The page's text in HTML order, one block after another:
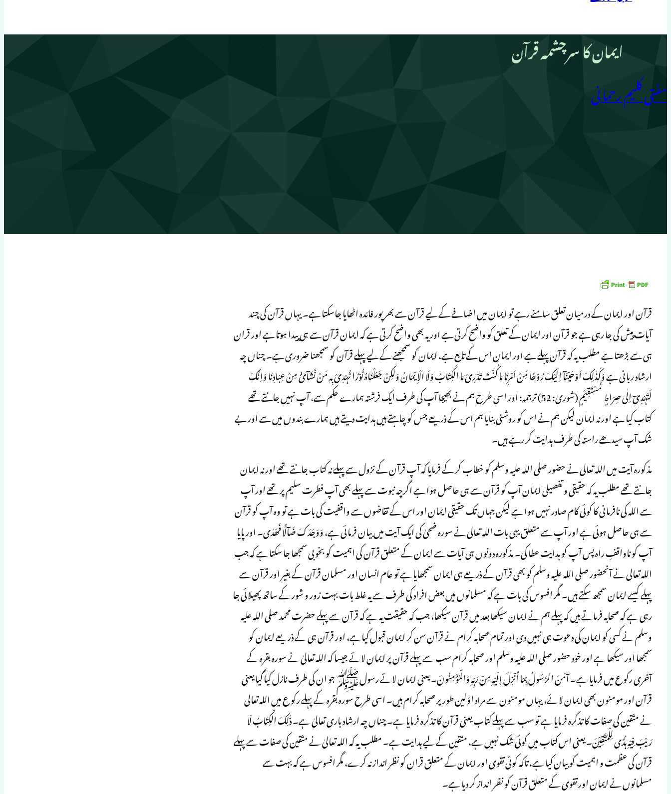
ایمان کا سرچشمہ قرآن
مفتی کلیم رحمانی
قرآن اور ایمان کے درمیان تعلق سامنے رہے تو ایمان میں اضافے کے لیے قرآن سے بھرپور فائدہ اٹھایا جاسکتا ہے۔ یہاں قرآن کی چند
آیات پیش کی جا رہی ہے جو قرآن اور ایمان کے تعلق کو واضح کرتی ہے اور یہ بھی واضح کرتی ہے کہ ایمان قرآن سے ہی پیدا ہوتا ہے اور قران
ہی سے بڑھتا ہے مطلب یہ کہ قرآن پہلے ہے اور ایمان اس کے تابع ہے، ایمان کو سمجھنے کے لیے پہلے قرآن کو سمجھنا ضروری ہے۔ چناں چہ
ارشاد ربانی ہے وَکَذٰلِکَ اَوْحَیْنَآ اِلَیْکَ رُوْحًا مِّنْ اَمْرِنَا مَا کُنْتَ تَدْرِیْ مَا الْکِتَابُ وَلَا الْاِیْمَانُ وَلٰکِنْ جَعَلْنَاہُ نُوْرًا نَّہْدِیْ بِہٖ مَنْ نَّشَآئُ مِنْ عِبَادِنَا وَاِنَّکَ
لَتَہْدِیٓ اِلٰی صِرَاطٍ مُّسْتَقِیْمٍ (شوریٰ: 52) ترجمہ: اور اسی طرح ہم نے بھیجا آپ کی طرف ایک فرشتہ ہمارے حکم سے، آپ نہیں جانتے تھے
کتاب کیا ہے اور نہ ایمان لیکن ہم نے اس کو روشنی بنایا ہم اس کے ذریعے جس کو چاہتے ہیں ہدایت دیتے ہیں ہمارے بندوں میں سے اور بے
شک آپ سیدھے راستہ کی طرف ہدایت کر رہے ہیں۔
مذکورہ آیت میں اللہ تعالی نے حضور صلی اللہ علیہ وسلم کو خطاب کر کے فرمایا کہ آپ قرآن کے نزول سے پہلے نہ کتاب جانتے تھے اور نہ ایمان
جانتے تھے مطلب یہ کہ حقیقی و تفصیلی ایمان آپ کو قرآن سے ہی حاصل ہوا ہے اگرچہ نبوت سے پہلے بھی آپ فطرت سلیم پر تھے اور آپ
سے اللہ کی نافرمانی کا کوئی کام صادر نہیں ہوا ہے لیکن جہاں تک حقیقی ایمان اور اس کے تقاضوں سے واقفیت کی بات ہے تو وہ آپ کو قرآن
سے ہی حاصل ہوئی ہے اور آپ سے متعلق یہی بات اللہ تعالی نے سورہ ضحیٰ کی ایک آیت میں بیان فرمائی ہے، وَوَجَدَکَ ضَآلًّا فَھَدٰی۔ اور پایا
آپ کو ناواقفِ راہ پس آپ کو ہدایت عطا کی۔ مذکورہ دونوں ہی آیات سے ایمان کے متعلق قرآن کی اہمیت کو بخوبی سمجھا جا سکتا ہے کہ جب
اللہ تعالی نے آنحضور صلی اللہ علیہ وسلم کو بھی قرآن کے ذریعے ہی ایمان سمجھایا ہے تو عام انسان اور مسلمان قرآن کے بغیر اور قرآن سے
پہلے کیسے ایمان سمجھ سکتے ہیں۔ مگر افسوس کی بات ہے کہ مسلمانوں میں بعض افراد کی طرف سے یہ غلط بات بہت زور و شور کے ساتھ پھیلائی جا
رہی ہے کہ صحابہ فرماتے ہیں کہ پہلے ہم نے ایمان سیکھا بعد میں قرآن سیکھا، جب کہ حقیقت یہ ہے کہ قرآن سے پہلے حضرت محمد صلی اللہ علیہ
وسلم نے کسی کو ایمان کی دعوت ہی نہیں دی اور تمام صحابہ کرام نے قرآن سن کر ایمان قبول کیاہے، اور قرآن ہی کے ذریعے ایمان کو
سمجھا اور سیکھا ہے اور خود حضور صلی اللہ علیہ وسلم اور صحابہ کرام سب سے پہلے قرآن پر ایمان لائے جیسا کہ اللہ تعالیٰ نے سورہ بقرہ کے
آخری رکوع میں فرمایا ہے۔ آمَنَ الرَّسُولُ بِمَا أُنْزِلَ إِلَیْہِ مِنْ رَبِّہِ وَالْمُؤْمِنُونَ۔ یعنی ایمان لائے رسولﷺ جو ان کی طرف نازل کیا گیا یعنی
قرآن اور مومنون بھی ایمان لائے، یہاں مومنون سے مراد اوّلین طور پر صحابہ کرام ہیں۔ اسی طرح سورہ بقرہ کے پہلے رکوع میں اللہ تعالی
نے متّقین کی صفات کا تذکرہ فرمایا ہے تو سب سے پہلے کتاب یعنی قرآن کا تذکرہ فرمایا ہے۔ چناں چہ ارشاد باری تعالیٰ ہے۔ ذٰلِکَ الْکِتَابُ لَا
رَیْبَ فِیْہِ ہُدًی لِّلْمُتَّقِیْنَ۔ یعنی اس کتاب میں کوئی شک نہیں ہے، متقین کے لیے ہدایت ہے۔ مطلب یہ کہ اللہ تعالیٰ نے متّقین کی صفات سے پہلے
قرآن کی عظمت و اہمیت کو بیان کیا ہے، تاکہ کوئی تقوی اور ایمان کے متعلق قران کو نظر انداز نہ کرے، مگر افسوس ہے کہ بہت سے
مسلمانوں نے ایمان اور تقوی کے متعلق قرآن کو نظر انداز کر دیا ہے۔